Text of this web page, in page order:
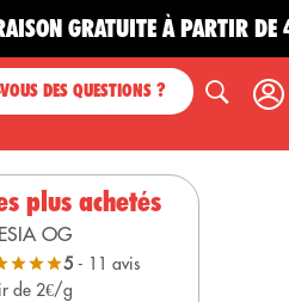
À PARTIR DE 49€ 😎
DES QUESTIONS ?
plus achetés
OG
5 - 11 avis
de 2€/g